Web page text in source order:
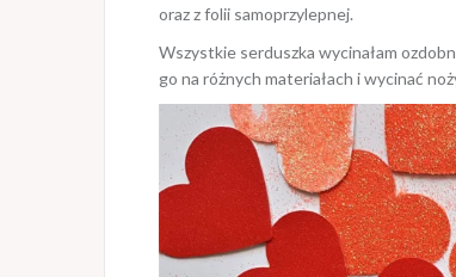
oraz z folii samoprzylepnej.
Wszystkie serduszka wycinałam
go na różnych materiałach i wycinać